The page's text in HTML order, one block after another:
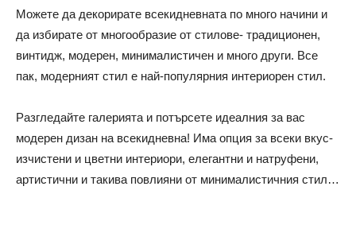
Можете да декорирате всекидневната по много начини и
да избирате от многообразие от стилове- традиционен,
винтидж, модерен, минималистичен и много други. Все
пак, модерният стил е най-популярния интериорен стил.
Разгледайте галерията и потърсете идеалния за вас
модерен дизан на всекидневна! Има опция за всеки вкус-
изчистени и цветни интериори, елегантни и натруфени,
артистични и такива повлияни от минималистичния стил…